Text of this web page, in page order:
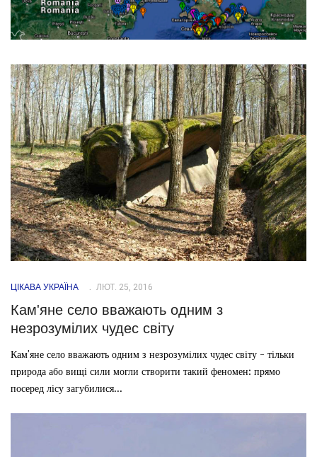
ЦІКАВА УКРАЇНА ЛЮТ. 25, 2016
Кам'яне село вважають одним з
незрозумілих чудес світу
Кам'яне село вважають одним з незрозумілих чудес світу - тільки
природа або вищі сили могли створити такий феномен: прямо
посеред лісу загубилися...